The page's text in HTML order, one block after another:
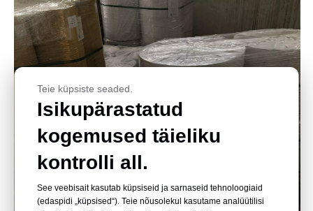
Teie küpsiste seaded.
Isikupärastatud
kogemused täieliku
kontrolli all.
See veebisait kasutab küpsiseid ja sarnaseid tehnoloogiaid
(edaspidi „küpsised“). Teie nõusolekul kasutame analüütilisi